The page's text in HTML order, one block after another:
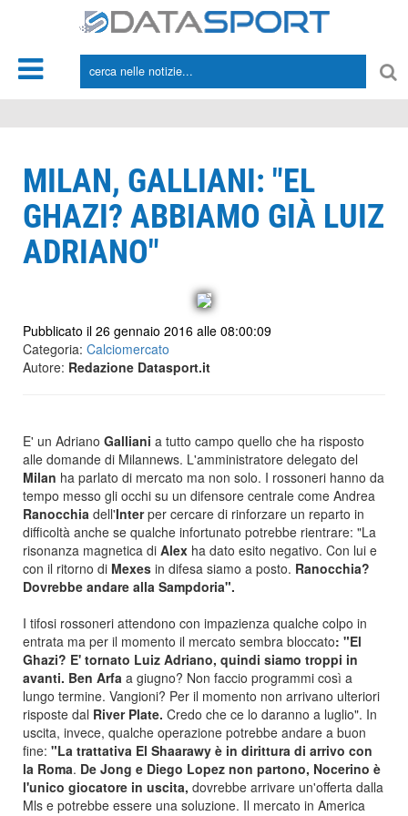
MILAN, GALLIANI: "EL
GHAZI? ABBIAMO GIÀ LUIZ
ADRIANO"
Pubblicato il 26 gennaio 2016 alle 08:00:09
Categoria: Calciomercato
Autore: Redazione Datasport.it
E' un Adriano Galliani a tutto campo quello che ha risposto
alle domande di Milannews. L'amministratore delegato del
Milan ha parlato di mercato ma non solo. I rossoneri hanno da
tempo messo gli occhi su un difensore centrale come Andrea
Ranocchia dell'Interper cercare di rinforzare un reparto in
difficoltà anche se qualche infortunato potrebbe rientrare: "La
risonanza magnetica di Alex ha dato esito negativo. Con lui e
con il ritorno di Mexes in difesa siamo a posto. Ranocchia?
Dovrebbe andare alla Sampdoria".
I tifosi rossoneri attendono con impazienza qualche colpo in
entrata ma per il momento il mercato sembra bloccato: "El
Ghazi? E' tornato Luiz Adriano, quindi siamo troppi in
avanti. Ben Arfa a giugno? Non faccio programmi così a
lungo termine. Vangioni? Per il momento non arrivano ulteriori
risposte dal River Plate. Credo che ce lo daranno a luglio". In
uscita, invece, qualche operazione potrebbe andare a buon
fine: "La trattativa El Shaarawy è in dirittura di arrivo con
la Roma. De Jong e Diego Lopez non partono, Nocerino è
l'unico giocatore in uscita, dovrebbe arrivare un'offerta dalla
Mls e potrebbe essere una soluzione. Il mercato in America